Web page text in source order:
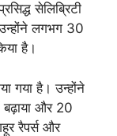
सेलिब्रिटी
लगभग 30
है।
गया है। उन्होंने
बढ़ाया और 20
रैपर्स और